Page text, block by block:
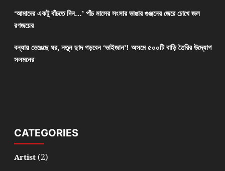
‘আমাদের একটু বাঁচতে দিন…’ পাঁচ মাসের সংসার ভাঙার গুঞ্জনের জেরে চোখে জল
রণজয়ের
বন্যায় ভেঙেছে ঘর, নতুন ছাদ গড়বেন ‘ভাইজান’! অসমে ৫০০টি বাড়ি তৈরির উদ্যোগ
সলমনের
CATEGORIES
Artist(2)